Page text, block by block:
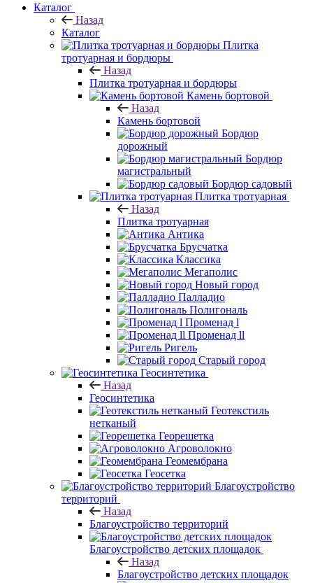
Каталог
Назад
Каталог
Плитка
тротуарная и бордюры
Назад
Плитка тротуарная и бордюры
Камень бортовой
Назад
Камень бортовой
Бордюр
дорожный
Бордюр
магистральный
Бордюр садовый
Плитка тротуарная
Назад
Плитка тротуарная
Антика
Брусчатка
Классика
Мегаполис
Новый город
Палладио
Полигональ
Променад l
Променад ll
Ригель
Старый город
Геосинтетика
Назад
Геосинтетика
Геотекстиль
нетканый
Георешетка
Агроволокно
Геомембрана
Геосетка
Благоустройство
территорий
Назад
Благоустройство территорий
Благоустройство детских площадок
Назад
Благоустройство детских площадок